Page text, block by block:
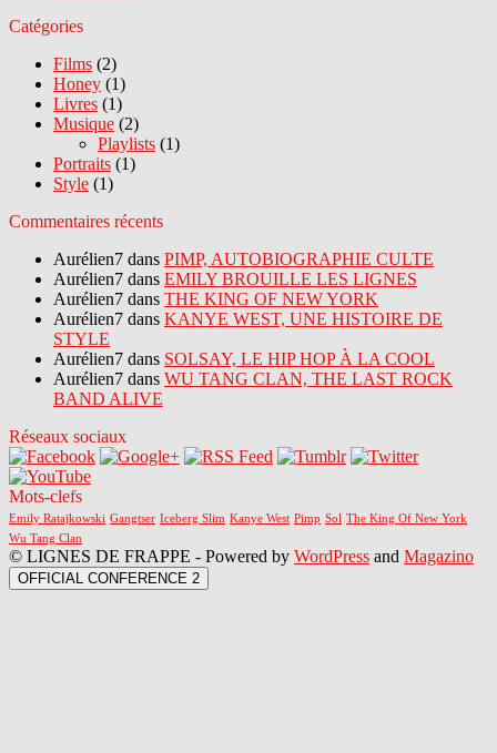
Catégories
Films (2)
Honey (1)
Livres (1)
Musique (2)
Playlists (1)
Portraits (1)
Style (1)
Commentaires récents
Aurélien7 dans PIMP, AUTOBIOGRAPHIE CULTE
Aurélien7 dans EMILY BROUILLE LES LIGNES
Aurélien7 dans THE KING OF NEW YORK
Aurélien7 dans KANYE WEST, UNE HISTOIRE DE
STYLE
Aurélien7 dans SOLSAY, LE HIP HOP À LA COOL
Aurélien7 dans WU TANG CLAN, THE LAST ROCK
BAND ALIVE
Réseaux sociaux
Mots-clefs
Emily Ratajkowski Gangtser Iceberg Slim Kanye West Pimp Sol The King Of New York
Wu Tang Clan
© LIGNES DE FRAPPE - Powered by WordPress and Magazino
OFFICIAL CONFERENCE 2